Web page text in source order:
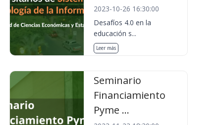
2023-10-26 16:30:00
Desafíos 4.0 en la
educación s...
Leer más
Seminario
Financiamiento
Pyme ...